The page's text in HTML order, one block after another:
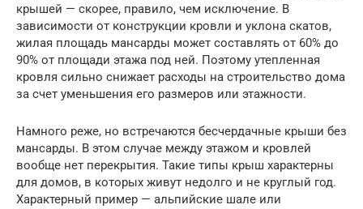
крышей — скорее, правило, чем исключение. В
зависимости от конструкции кровли и уклона скатов,
жилая площадь мансарды может составлять от 60% до
90% от площади этажа под ней. Поэтому утепленная
кровля сильно снижает расходы на строительство дома
за счет уменьшения его размеров или этажности.
Намного реже, но встречаются бесчердачные крыши без
мансарды. В этом случае между этажом и кровлей
вообще нет перекрытия. Такие типы крыш характерны
для домов, в которых живут недолго и не круглый год.
Характерный пример — альпийские шале или